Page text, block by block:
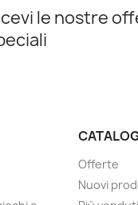
le nostre
Offerte
Nuovi